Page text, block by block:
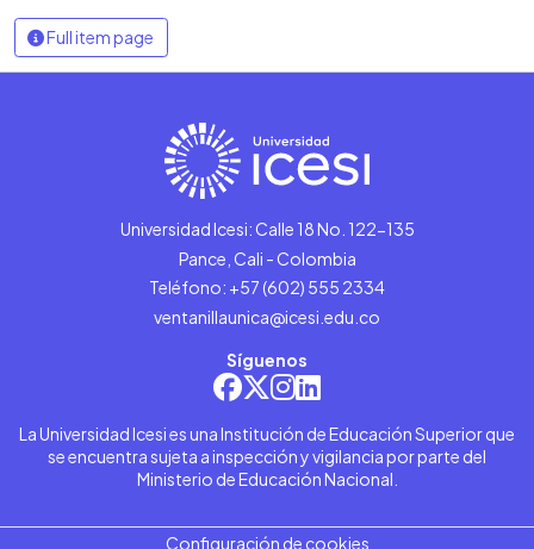
Full item page
Universidad Icesi: Calle 18 No. 122-135
Pance, Cali - Colombia
Teléfono: +57 (602) 555 2334
ventanillaunica@icesi.edu.co
Síguenos
La Universidad Icesi es una Institución de Educación Superior que
se encuentra sujeta a inspección y vigilancia por parte del
Ministerio de Educación Nacional.
Configuración de cookies